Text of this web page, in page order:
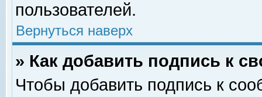
пользователей.
Вернуться наверх
» Как добавить подпись к
Чтобы добавить подпись к